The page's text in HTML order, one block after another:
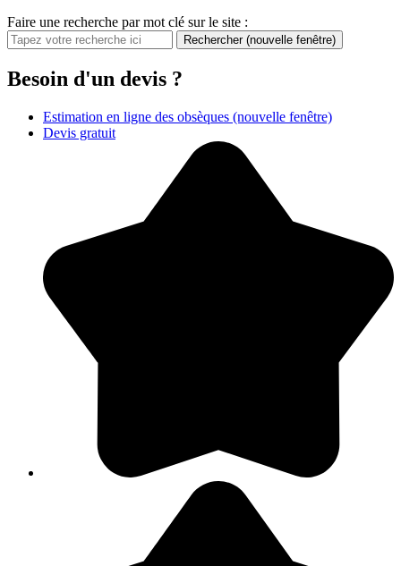
Faire une recherche par mot clé sur le site :
Rechercher (nouvelle fenêtre)
Besoin d'un devis ?
Estimation en ligne des obsèques (nouvelle fenêtre)
Devis gratuit